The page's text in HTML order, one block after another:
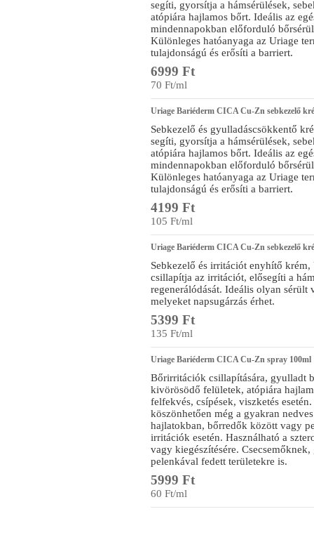
segíti, gyorsítja a hámsérülések,
atópiára hajlamos bőrt. Ideális az
mindennapokban előforduló
Különleges hatóanyaga az Uriage
tulajdonságú és erősíti a barriert.
6999 Ft
70 Ft/ml
Uriage Bariéderm CICA Cu-Zn sebkezelő
Sebkezelő és gyulladáscsökkentő
segíti, gyorsítja a hámsérülések,
atópiára hajlamos bőrt. Ideális az
mindennapokban előforduló
Különleges hatóanyaga az Uriage
tulajdonságú és erősíti a barriert.
4199 Ft
105 Ft/ml
Uriage Bariéderm CICA Cu-Zn sebkezelő
Sebkezelő és irritációt enyhítő
csillapítja az irritációt, elősegíti a
regenerálódását. Ideális olyan
melyeket napsugárzás érhet.
5399 Ft
135 Ft/ml
Uriage Bariéderm CICA Cu-Zn spray 100ml
Bőrirritációk csillapítására, gyulladt
kivörösödő felületek, atópiára
felfekvés, csípések, viszketés
köszönhetően még a gyakran
hajlatokban, bőrredők között vagy
irritációk esetén. Használható a
vagy kiegészítésére.
pelenkával fedett területekre is.
5999 Ft
60 Ft/ml